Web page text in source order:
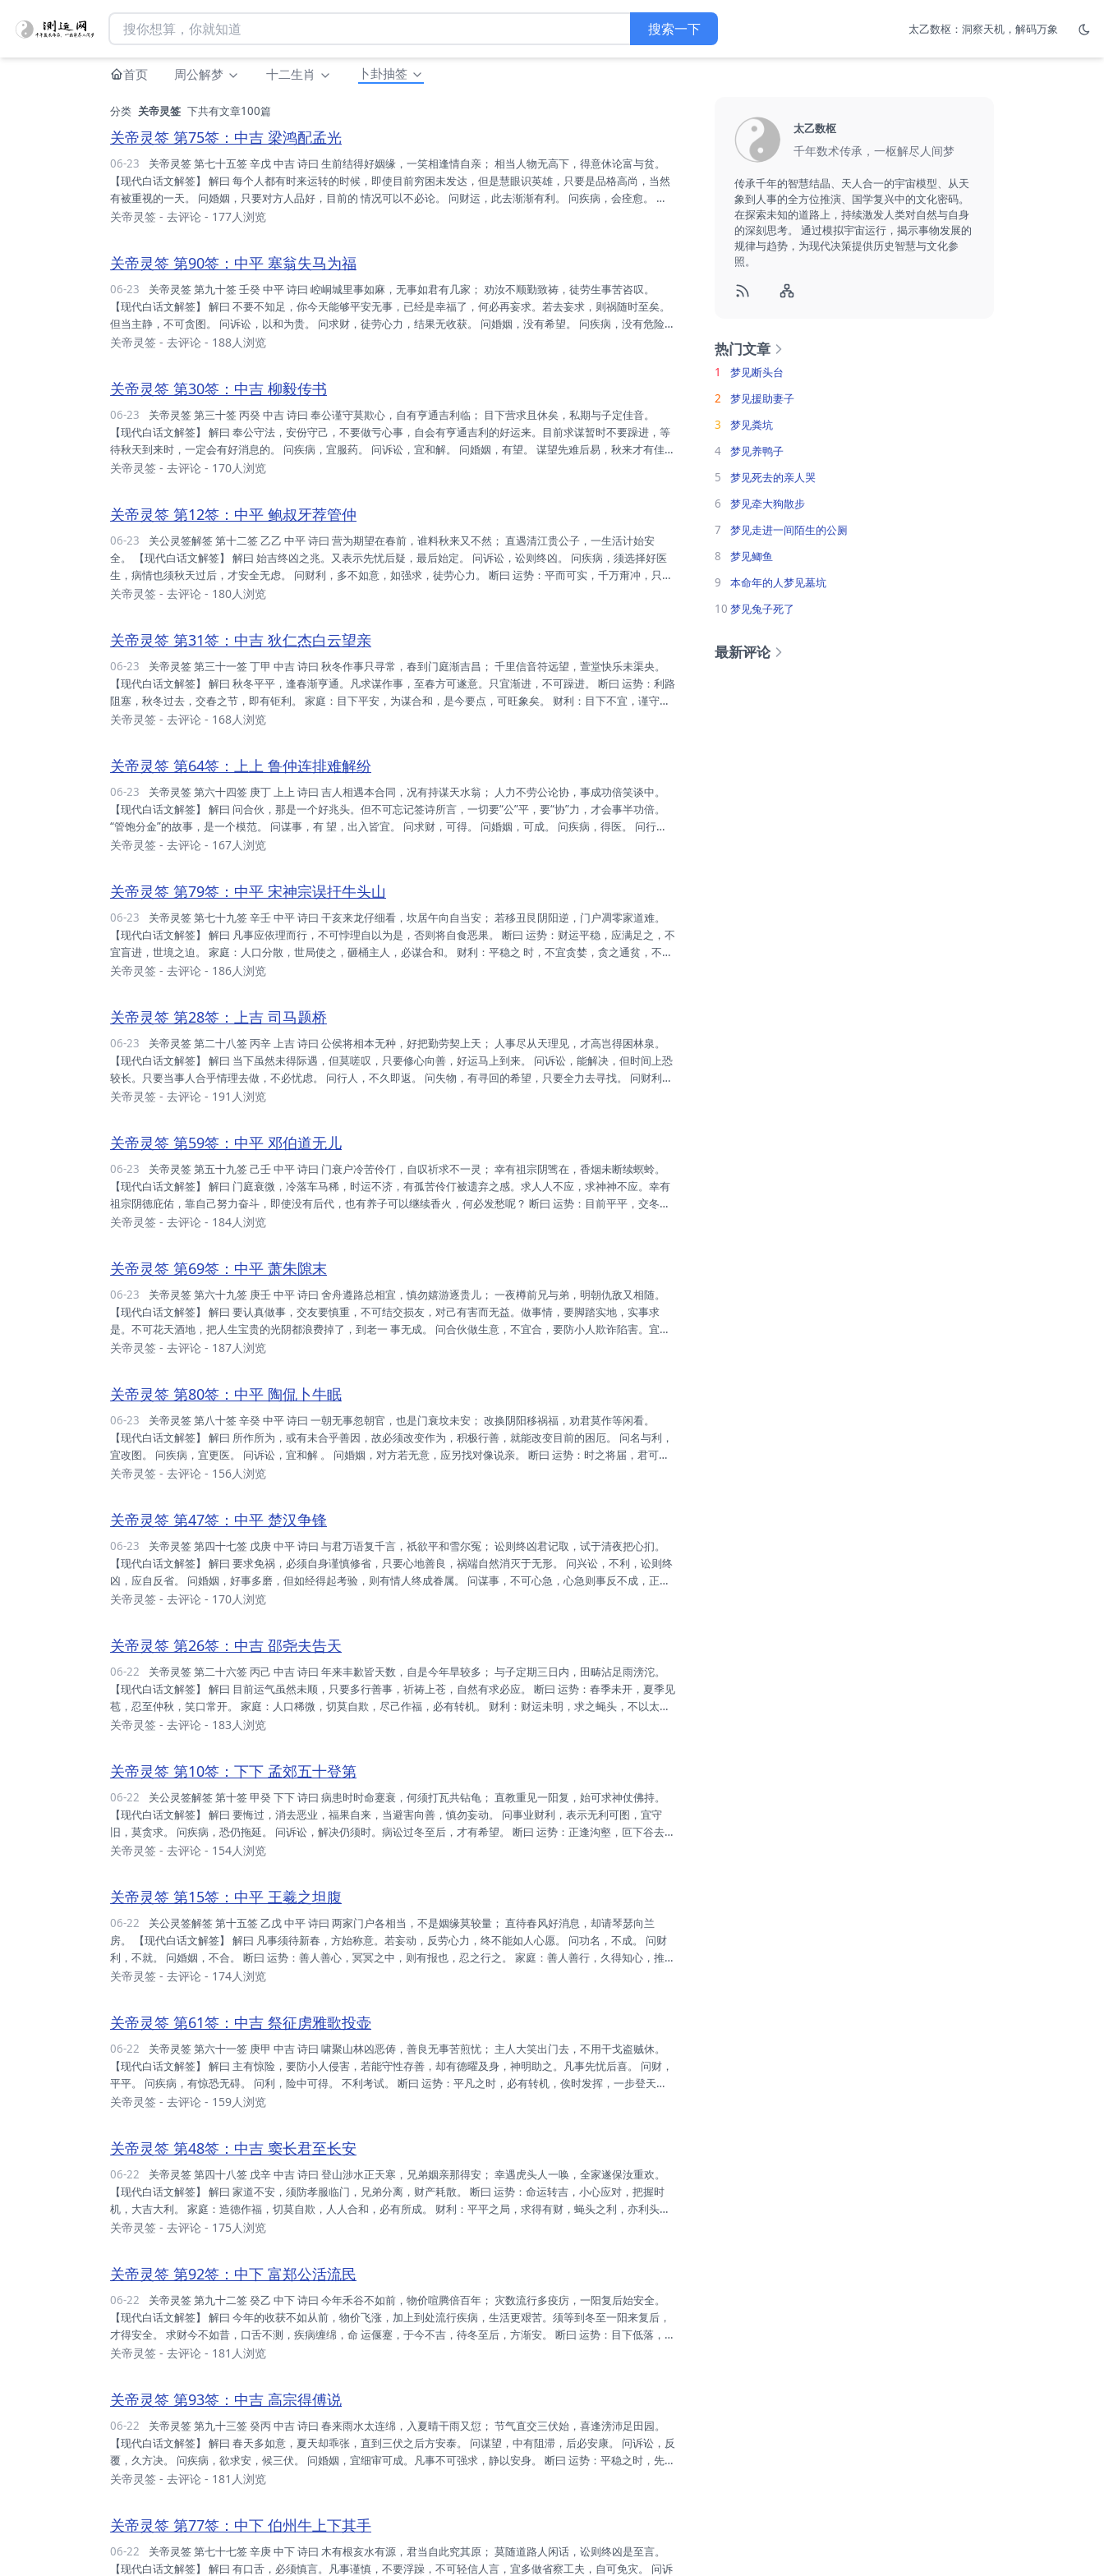
搜索一下 太乙数枢：洞察天机，解码万象
首页 周公解梦 十二生肖 卜卦抽签
分类 关帝灵签 下共有文章100篇
关帝灵签 第75签：中吉 梁鸿配孟光
06-23
【现代白话文解签】 解曰 每个人都有时来运转的时候，即使目前穷困未发达，但是慧眼识英雄，只要是品格高尚，当然
有被重视的一天。 问婚姻，只要对方人品好，目前的 情况可以不必论。 问财运，此去渐渐有利。 问疾病，会痊愈。 问
谋事，有成功的希望。 断曰 运势：平稳之际，宜小心也，备后退路，不宜冲之。 家庭：时势所迫，丁口四散，由一人
关帝灵签 - 去评论 - 177人浏览
关帝灵签 第90签：中平 塞翁失马为福
06-23
【现代白话文解签】 解曰 不要不知足，你今天能够平安无事，已经是幸福了，何必再妄求。若去妄求，则祸随时至矣。
但当主静，不可贪图。 问诉讼，以和为贵。 问求财，徒劳心力，结果无收获。 问婚姻，没有希望。 问疾病，没有危险，
可以痊愈。 断曰 运势：可遇贵人，惟要善求，否则败盟，事事小心。 家庭：人口渐旺，入春和合，必健全也，结合力
关帝灵签 - 去评论 - 188人浏览
关帝灵签 第30签：中吉 柳毅传书
06-23
【现代白话文解签】 解曰 奉公守法，安份守己，不要做亏心事，自会有亨通吉利的好运来。目前求谋暂时不要躁进，等
待秋天到来时，一定会有好消息的。 问疾病，宜服药。 问诉讼，宜和解。 问婚姻，有望。 谋望先难后易，秋来才有佳
音。 断曰 运势：目下平平，平而踏实，即可转机，忍耐等待。 家庭：人口适中，为培下代，下注功夫，方能旺盛。 财
关帝灵签 - 去评论 - 170人浏览
关帝灵签 第12签：中平 鲍叔牙荐管仲
06-23
全。 【现代白话文解签】 解曰 始吉终凶之兆。又表示先忧后疑，最后始定。 问诉讼，讼则终凶。 问疾病，须选择好医
生，病情也须秋天过后，才安全无虑。 问财利，多不如意，如强求，徒劳心力。 断曰 运势：平而可实，千万甭冲，只吃
闷亏，无利可图。 家庭：人口旺盛，唯未足和，选出领导，以利导正。 财利：平平之时，渡时期也，守之则安，攻则自
关帝灵签 - 去评论 - 180人浏览
关帝灵签 第31签：中吉 狄仁杰白云望亲
06-23
【现代白话文解签】 解曰 秋冬平平，逢春渐亨通。凡求谋作事，至春方可遂意。只宜渐进，不可躁进。 断曰 运势：利路
阻塞，秋冬过去，交春之节，即有钜利。 家庭：目下平安，为谋合和，是今要点，可旺象矣。 财利：目下不宜，谨守不
攻，攻之即损，待交春也。 事业：日日生息，即可满足，不宜奢求，交春再造。 升迁：小心对之，调合身心，修吾身
关帝灵签 - 去评论 - 168人浏览
关帝灵签 第64签：上上 鲁仲连排难解纷
06-23
【现代白话文解签】 解曰 问合伙，那是一个好兆头。但不可忘记签诗所言，一切要“公”平，要“协”力，才会事半功倍。
“管饱分金”的故事，是一个模范。 问谋事，有 望，出入皆宜。 问求财，可得。 问婚姻，可成。 问疾病，得医。 问行
人，音信将到。 断曰 运势：居最高峰，唯惜福也，得意忘形，戒之记之。 家庭：年年添丁，世人讶之，尔修者也，珍惜
关帝灵签 - 去评论 - 167人浏览
关帝灵签 第79签：中平 宋神宗误扞牛头山
06-23
【现代白话文解签】 解曰 凡事应依理而行，不可悖理自以为是，否则将自食恶果。 断曰 运势：财运平稳，应满足之，不
宜盲进，世境之迫。 家庭：人口分散，世局使之，砸桶主人，必谋合和。 财利：平稳之 时，不宜贪婪，贪之通贫，不可
不知。 事业：事事小心，童叟无欺，信用奠基，必能转旺。 升迁：先修身心，常念布施，怀之心安，必可有之。 姻 缘：
关帝灵签 - 去评论 - 186人浏览
关帝灵签 第28签：上吉 司马题桥
06-23
【现代白话文解签】 解曰 当下虽然未得际遇，但莫嗟叹，只要修心向善，好运马上到来。 问诉讼，能解决，但时间上恐
较长。只要当事人合乎情理去做，不必忧虑。 问行人，不久即返。 问失物，有寻回的希望，只要全力去寻找。 问财利，
目前虽不理想，但不久即好转。 问疾病，终见愈，但须修心向善。 断曰 运势：正昌隆时，欲为即为，慎言行也，必获大
关帝灵签 - 去评论 - 191人浏览
关帝灵签 第59签：中平 邓伯道无儿
06-23
【现代白话文解签】 解曰 门庭衰微，冷落车马稀，时运不济，有孤苦伶仃被遗弃之感。求人人不应，求神神不应。幸有
祖宗阴德庇佑，靠自己努力奋斗，即使没有后代，也有养子可以继续香火，何必发愁呢？ 断曰 运势：目前平平，交冬之
时，即有转机，暂时待之。 家庭：存心行善，人丁可旺，速谋合睦，可成大业。 财利：到处青山，吾与一脚，时运转
关帝灵签 - 去评论 - 184人浏览
关帝灵签 第69签：中平 萧朱隙末
06-23
【现代白话文解签】 解曰 要认真做事，交友要慎重，不可结交损友，对己有害而无益。做事情，要脚踏实地，实事求
是。不可花天酒地，把人生宝贵的光阴都浪费掉了，到老一 事无成。 问合伙做生意，不宜合，要防小人欺诈陷害。宜戒
酒色，以免惹事生非。 断曰 运势：时也命耶，不得抗拒，时运之至，君亦红时。 家庭：先修吾身，目下分散，砸桶之
关帝灵签 - 去评论 - 187人浏览
关帝灵签 第80签：中平 陶侃卜牛眠
06-23
【现代白话文解签】 解曰 所作所为，或有未合乎善因，故必须改变作为，积极行善，就能改变目前的困厄。 问名与利，
宜改图。 问疾病，宜更医。 问诉讼，宜和解 。 问婚姻，对方若无意，应另找对像说亲。 断曰 运势：时之将届，君可忍
之，且贵人陕，安心等之。 家庭：人口是旺，分散各地，宜合谋之，团结力大。 财利：今平稳 也，不宜着急，钱为长
关帝灵签 - 去评论 - 156人浏览
关帝灵签 第47签：中平 楚汉争锋
06-23
【现代白话文解签】 解曰 要求免祸，必须自身谨慎修省，只要心地善良，祸端自然消灭于无形。 问兴讼，不利，讼则终
凶，应自反省。 问婚姻，好事多磨，但如经得起考验，则有情人终成眷属。 问谋事，不可心急，心急则事反不成，正所
谓“欲速不达”也。 断曰 运势：走入低壑，小心应对，不宜强行，否则惨败。 家庭：人丁散落，为收束耶，从吾修身，必
关帝灵签 - 去评论 - 170人浏览
关帝灵签 第26签：中吉 邵尧夫告天
06-22
【现代白话文解签】 解曰 目前运气虽然未顺，只要多行善事，祈祷上苍，自然有求必应。 断曰 运势：春季未开，夏季见
苞，忍至仲秋，笑口常开。 家庭：人口稀微，切莫自欺，尽己作福，必有转机。 财利：财运未明，求之蝇头，不以太
少，珍惜此福。 事业：上半之年，度三餐矣，后半之年，突飞猛进。 升迁：必有之也，后调吾身，护己身后，定达愿
关帝灵签 - 去评论 - 183人浏览
关帝灵签 第10签：下下 孟郊五十登第
06-22
【现代白话文解签】 解曰 要悔过，消去恶业，福果自来，当避害向善，慎勿妄动。 问事业财利，表示无利可图，宜守
旧，莫贪求。 问疾病，恐仍拖延。 问诉讼，解决仍须时。病讼过冬至后，才有希望。 断曰 运势：正逢沟壑，叵下谷去，
上面有石，躲石而过。 家庭：门户衰冶，人口稀微，家族为先，门楣为先。 财利：压之错之，时也命也，不是人拙，暂
关帝灵签 - 去评论 - 154人浏览
关帝灵签 第15签：中平 王羲之坦腹
06-22
房。 【现代白话文解签】 解曰 凡事须待新春，方始称意。若妄动，反劳心力，终不能如人心愿。 问功名，不成。 问财
利，不就。 问婚姻，不合。 断曰 运势：善人善心，冥冥之中，则有报也，忍之行之。 家庭：善人善行，久得知心，推心
置腹，凡事即成。 财利：勤奋力行，甚为钦佩，惟势所趋，不宜勉强。 事业：目下互约，财气则通，生意渐隆，可欣可
关帝灵签 - 去评论 - 174人浏览
关帝灵签 第61签：中吉 祭征虏雅歌投壶
06-22
【现代白话文解签】 解曰 主有惊险，要防小人侵害，若能守性存善，却有德曜及身，神明助之。凡事先忧后喜。 问财，
平平。 问疾病，有惊恐无碍。 问利，险中可得。 不利考试。 断曰 运势：平凡之时，必有转机，俟时发挥，一步登天。
家庭：人丁转旺，时予招呼，不宜疏远，必有所益。 财利：利可求耶，不是叵利，可求稳饱，奠基之时。 事业：不拘大
关帝灵签 - 去评论 - 159人浏览
关帝灵签 第48签：中吉 窦长君至长安
06-22
【现代白话文解签】 解曰 家道不安，须防孝服临门，兄弟分离，财产耗散。 断曰 运势：命运转吉，小心应对，把握时
机，大吉大利。 家庭：造德作福，切莫自欺，人人合和，必有所成。 财利：平平之局，求得有财，蝇头之利，亦利头
耶。 事业：莫辞辛苦，劳心劳力，得以报酬，后景甚佳。 升迁：必有之耶，唯调身心，不可忘也，方可保全。 姻缘：自
关帝灵签 - 去评论 - 175人浏览
关帝灵签 第92签：中下 富郑公活流民
06-22
【现代白话文解签】 解曰 今年的收获不如从前，物价飞涨，加上到处流行疾病，生活更艰苦。须等到冬至一阳来复后，
才得安全。 求财今不如昔，口舌不测，疾病缠绵，命 运偃蹇，于今不吉，待冬至后，方渐安。 断曰 运势：目下低落，不
宜动之，动之即损，不宜抗拒。 家庭：时局所成，人口分散，宜速谋合，合是力量。 财利：求之无用，时运不届，暂守
关帝灵签 - 去评论 - 181人浏览
关帝灵签 第93签：中吉 高宗得傅说
06-22
【现代白话文解签】 解曰 春天多如意，夏天却乖张，直到三伏之后方安泰。 问谋望，中有阻滞，后必安康。 问诉讼，反
覆，久方决。 问疾病，欲求安，候三伏。 问婚姻，宜细审可成。凡事不可强求，静以安身。 断曰 运势：平稳之时，先难
后易，勤之必有，多方力行。 家庭：人人勤奋，家道清吉，如能合谋，必成支军。 财利：目下平平，求之有应，不必自
关帝灵签 - 去评论 - 181人浏览
关帝灵签 第77签：中下 伯州牛上下其手
06-22
【现代白话文解签】 解曰 有口舌，必须慎言。凡事谨慎，不要浮躁，不可轻信人言，宜多做省察工夫，自可免灾。 问诉
太乙数枢
千年数术传承，一枢解尽人间梦
传承千年的智慧结晶、天人合一的宇宙模型、从天
象到人事的全方位推演、国学复兴中的文化密码。
在探索未知的道路上，持续激发人类对自然与自身
的深刻思考。 通过模拟宇宙运行，揭示事物发展的
规律与趋势，为现代决策提供历史智慧与文化参
照。
热门文章
1
梦见断头台
2
梦见援助妻子
3
梦见粪坑
4
梦见养鸭子
5
梦见死去的亲人哭
6
梦见牵大狗散步
7
梦见走进一间陌生的公厕
8
梦见鲫鱼
9
本命年的人梦见墓坑
10 梦见兔子死了
最新评论